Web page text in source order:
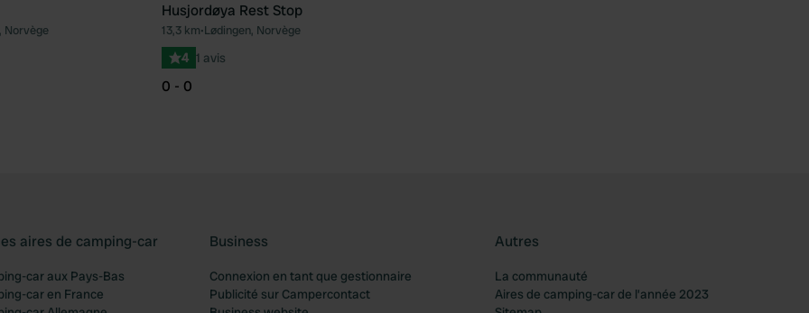
Préféré
Norvège
Husjordøya Rest Stop
13,3 km•Lødingen, Norvège
4 1 avis
0 - 0
aires de camping-car
car aux Pays-Bas
car en France
Business
Connexion en tant que gestionnaire
Publicité sur Campercontact
Autres
La communauté
Aires de camping-car de l’année 2023